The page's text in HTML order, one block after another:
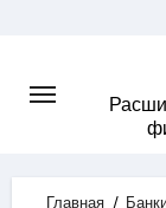
content
Главная